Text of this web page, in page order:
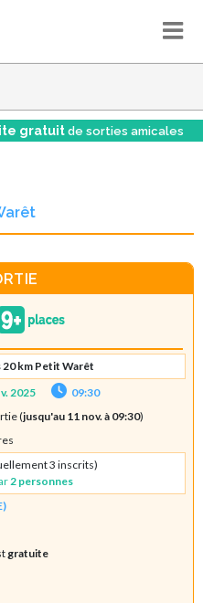
gratuit de sorties amicales
20 km Petit Warêt
2025
09:30
(jusqu'au 11 nov. à 09:30)
3 inscrits)
2 personnes
gratuite